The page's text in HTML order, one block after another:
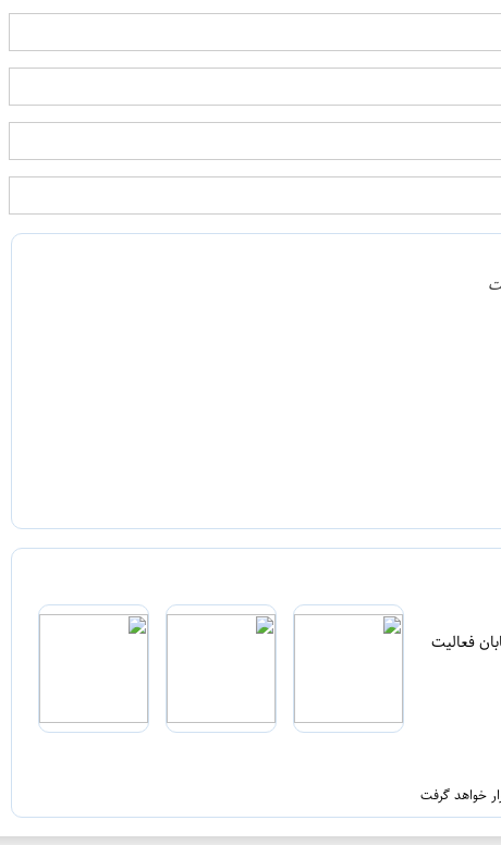
فعالیت
خواهد گرفت